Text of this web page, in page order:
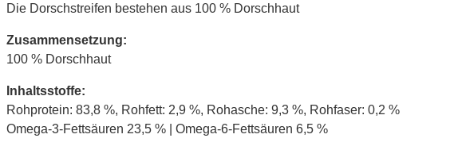
Die Dorschstreifen bestehen aus 100 % Dorschhaut
Zusammensetzung:
100 % Dorschhaut
Inhaltsstoffe:
Rohprotein: 83,8 %, Rohfett: 2,9 %, Rohasche: 9,3 %, Rohfaser: 0,2 %
Omega-3-Fettsäuren 23,5 % | Omega-6-Fettsäuren 6,5 %